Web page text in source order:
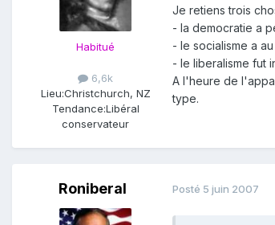
Habitué
6,6k
Lieu:Christchurch, NZ
Tendance:Libéral
conservateur
Je retiens trois
- la democratie a
- le socialisme a
- le liberalisme fut
A l'heure de
type.
Roniberal Posté 5 juin 2007